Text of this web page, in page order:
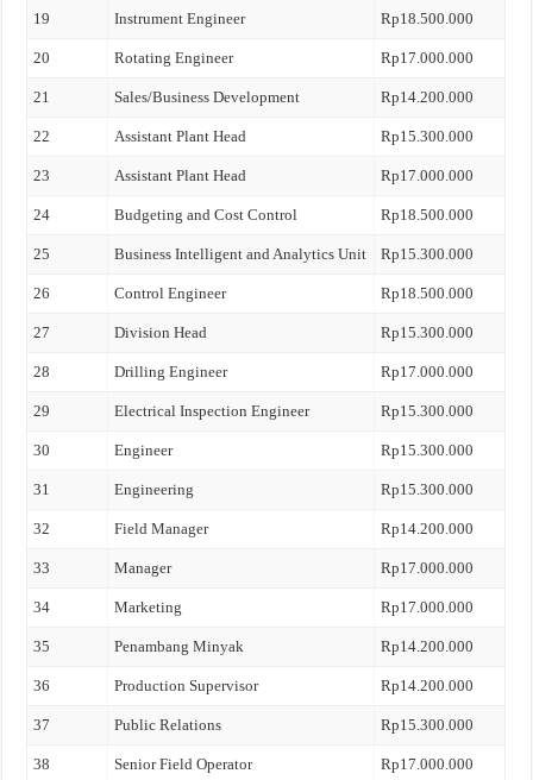
19 Instrument Engineer Rp18.500.000
20 Rotating Engineer Rp17.000.000
21 Sales/Business Development Rp14.200.000
22 Assistant Plant Head Rp15.300.000
23 Assistant Plant Head Rp17.000.000
24 Budgeting and Cost Control Rp18.500.000
25 Business Intelligent and Analytics Unit Rp15.300.000
26 Control Engineer Rp18.500.000
27 Division Head Rp15.300.000
28 Drilling Engineer Rp17.000.000
29 Electrical Inspection Engineer Rp15.300.000
30 Engineer Rp15.300.000
31 Engineering Rp15.300.000
32 Field Manager Rp14.200.000
33 Manager Rp17.000.000
34 Marketing Rp17.000.000
35 Penambang Minyak Rp14.200.000
36 Production Supervisor Rp14.200.000
37 Public Relations Rp15.300.000
38 Senior Field Operator Rp17.000.000